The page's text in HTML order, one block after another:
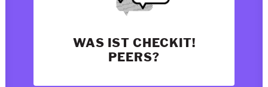
WAS IST CHECKIT!
PEERS?